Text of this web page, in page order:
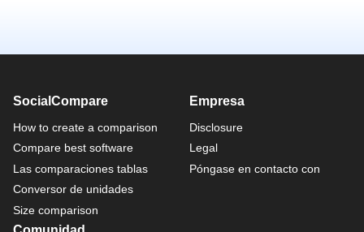
SocialCompare
How to create a comparison
Compare best software
Las comparaciones tablas
Conversor de unidades
Size comparison
Empresa
Disclosure
Legal
Póngase en contacto con